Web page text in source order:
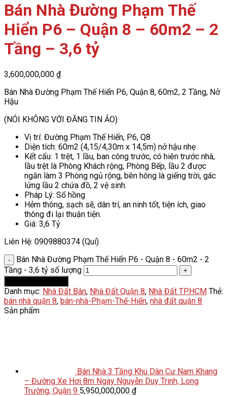
Bán Nhà Đường Phạm Thế
Hiển P6 – Quận 8 – 60m2 – 2
Tầng – 3,6 tỷ
3,600,000,000 ₫
Bán Nhà Đường Phạm Thế Hiển P6, Quận 8, 60m2, 2 Tầng, Nở
Hậu
(NÓI KHÔNG VỚI ĐĂNG TIN ẢO)
Vị trí: Đường Phạm Thế Hiển, P6, Q8
Diện tích: 60m2 (4,15/4,30m x 14,5m) nở hậu nhẹ
Kết cấu: 1 trệt, 1 lầu, ban công trước, có hiên trước nhà,
lầu trệt là Phòng Khách rộng, Phòng Bếp, lầu 2 được
ngăn làm 3 Phòng ngủ rộng, bên hông là giếng trời, gác
lửng lầu 2 chứa đồ, 2 vệ sinh.
Pháp Lý: Sổ hồng
Hẻm thông, sạch sẽ, dân trí, an ninh tốt, tiện ích, giao
thông đi lại thuận tiện.
Giá: 3,6 Tỷ
Liên Hệ: 0909880374 (Quí)
Bán Nhà Đường Phạm Thế Hiển P6 - Quận 8 - 60m2 - 2
Tầng - 3,6 tỷ số lượng
Danh mục: Nhà Đất Bán, Nhà Đất Quận 8, Nhà Đất TP.HCM Thẻ:
bán nhà quận 8, bán-nhà-Phạm-Thế-Hiển, nhà đất quận 8
Sản phẩm
Bán Nhà 3 Tầng Khu Dân Cư Nam Khang
– Đường Xe Hơi 8m Ngay Nguyễn Duy Trinh, Long
Trường, Quận 9 5,950,000,000 ₫